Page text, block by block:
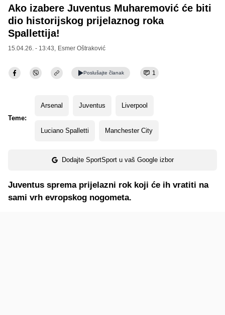
Ako izabere Juventus Muharemović će biti
dio historijskog prijelaznog roka
Spallettija!
15.04.26. - 13:43, Esmer Oštraković
Poslušajte članak 1
Teme:
Arsenal Juventus Liverpool
Luciano Spalletti Manchester City
Dodajte SportSport u vaš Google izbor
Juventus sprema prijelazni rok koji će ih vratiti na
sami vrh evropskog nogometa.